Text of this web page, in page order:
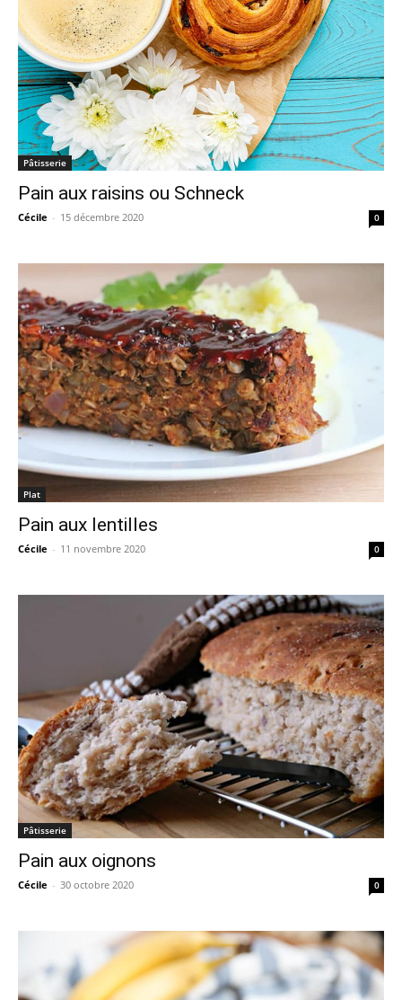
Pâtisserie
Pain aux raisins ou Schneck
Cécile - 15 décembre 2020 0
Plat
Pain aux lentilles
Cécile - 11 novembre 2020 0
Pâtisserie
Pain aux oignons
Cécile - 30 octobre 2020 0